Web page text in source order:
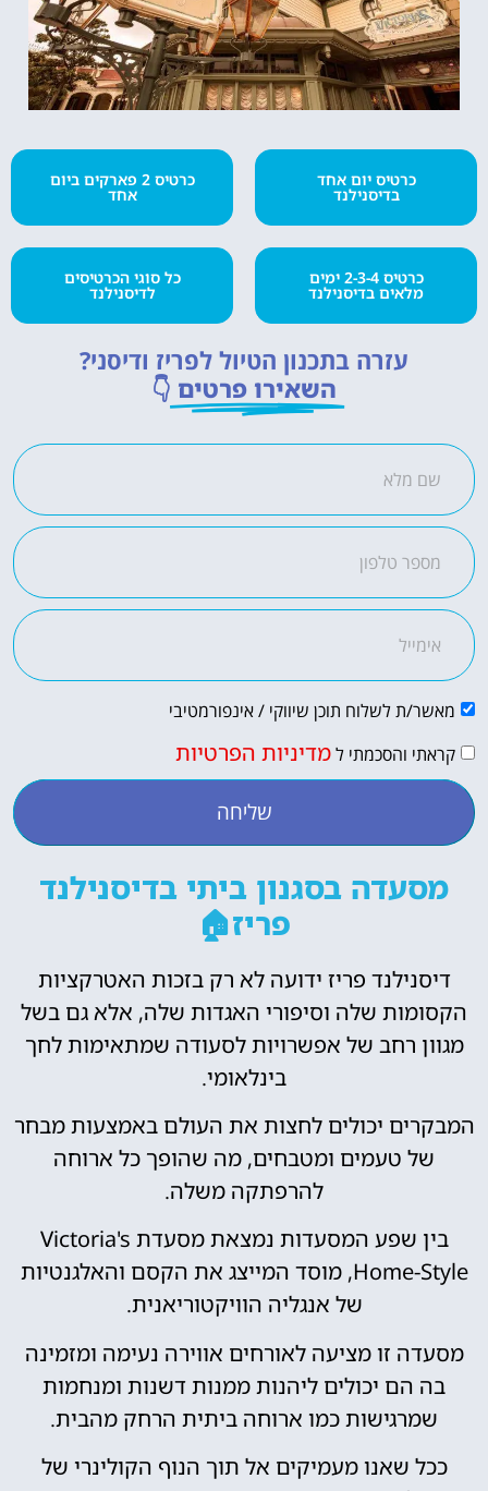
כרטיס יום אחד
בדיסנילנד
כרטיס 2-3-4 ימים
מלאים בדיסנילנד
כרטיס 2 פארקים ביום
אחד
כל סוגי הכרטיסים
לדיסנילנד
עזרה בתכנון הטיול לפריז ודיסני?
השאירו פרטים 👇
מאשר/ת לשלוח תוכן שיווקי / אינפורמטיבי
קראתי והסכמתי למדיניות הפרטיות
שליחה
מסעדה בסגנון ביתי בדיסנילנד
פריז🏠
דיסנילנד פריז ידועה לא רק בזכות האטרקציות
הקסומות שלה וסיפורי האגדות שלה, אלא גם בשל
מגוון רחב של אפשרויות לסעודה שמתאימות לחך
בינלאומי.
המבקרים יכולים לחצות את העולם באמצעות מבחר
של טעמים ומטבחים, מה שהופך כל ארוחה
להרפתקה משלה.
בין שפע המסעדות נמצאת מסעדת Victoria's
Home-Style, מוסד המייצג את הקסם והאלגנטיות
של אנגליה הוויקטוריאנית.
מסעדה זו מציעה לאורחים אווירה נעימה ומזמינה
בה הם יכולים ליהנות ממנות דשנות ומנחמות
שמרגישות כמו ארוחה ביתית הרחק מהבית.
ככל שאנו מעמיקים אל תוך הנוף הקולינרי של